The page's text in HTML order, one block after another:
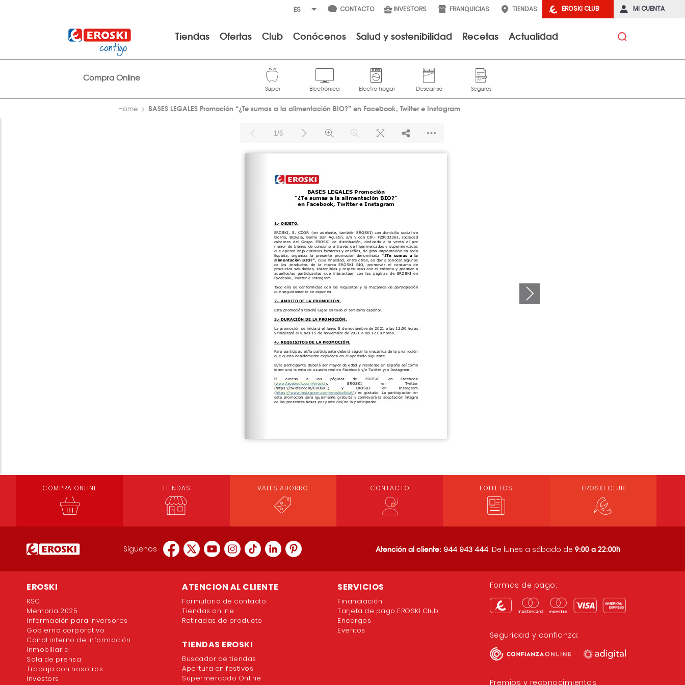
EROSKI CLUB MI CUENTA
CONTACTO INVESTORS FRANQUICIAS TIENDAS
Tiendas Ofertas Club Conócenos Salud y sostenibilidad Recetas Actualidad
Compra Online
Home BASES LEGALES Promoción “¿Te sumas a la alimentación BIO?” en Facebook, Twitter e Instagram
Loading PDF 100% ...
1/6
COMPRA ONLINE TIENDAS VALES AHORRO CONTACTO FOLLETOS EROSKI CLUB
Síguenos Atención al cliente: 944 943 444. De lunes a sábado de 9:00 a 22:00h
EROSKI
RSC
Memoria 2025
Información para inversores
Gobierno corporativo
Canal interno de información
Inmobiliaria
Sala de prensa
Trabaja con nosotros
Investors
ATENCION AL CLIENTE
Formulario de contacto
Tiendas online
Retiradas de producto
TIENDAS EROSKI
Buscador de tiendas
Apertura en festivos
Supermercado Online
SERVICIOS
Financiación
Tarjeta de pago EROSKI Club
Encargos
Eventos
Formas de pago:
Seguridad y confianza:
Premios y reconocimientos: